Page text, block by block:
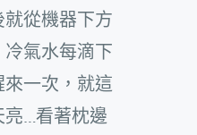
從機器下方
氣水每滴下
一次，就這
亮…看著枕邊